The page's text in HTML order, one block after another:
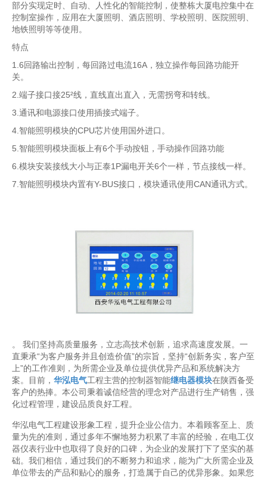
部分实现定时、自动、人性化的智能控制，使整栋大厦电控集中在
控制室操作，应用在大厦照明、酒店照明、学校照明、医院照明、
地铁照明等等使用。
特点
1.6回路输出控制，每回路过电流16A，独立操作每回路功能开
关。
2.端子接口接25²线，直线直出直入，无需拐弯和转线。
3.通讯和电源接口使用插接式端子。
4.智能照明模块的CPU芯片使用国外进口。
5.智能照明模块面板上有6个手动按钮，手动操作回路功能
6.模块安装接线大小与正泰1P漏电开关6个一样，节点接线一样。
7.智能照明模块内置有Y-BUS接口，模块通讯使用CAN通讯方式。
。 我们坚持高质量服务，立志高技术创新，追求高速度发展。一
直秉承“为客户服务并且创造价值”的宗旨，坚持“创新务实，客户至
上”的工作准则，为所需企业及单位提供优异产品和系统解决方
案。目前， 华泓电气工程主营的控制器智能继电器模块在陕西备受
客户的热捧。本公司秉着诚信经营的理念对产品进行生产销售，强
化过程管理，建设品质良好工程。
华泓电气工程建设形象工程，提升企业公信力。本着顾客至上、质
量为先的准则，通过多年不懈地努力积累了丰富的经验，在电工仪
器仪表行业中也取得了良好的口碑，为企业的发展打下了坚实的基
础。我们相信，通过我们的不断努力和追求，能为广大所需企业及
单位带去的产品和贴心的服务，打造属于自己的优异形象。如果您